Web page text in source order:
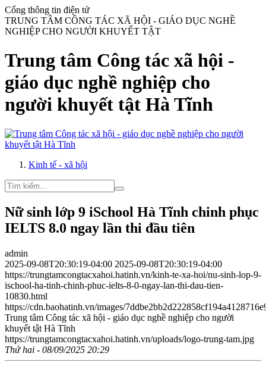
Cổng thông tin điện tử
TRUNG TÂM CÔNG TÁC XÃ HỘI - GIÁO DỤC NGHỀ
NGHIỆP CHO NGƯỜI KHUYẾT TẬT
Trung tâm Công tác xã hội -
giáo dục nghề nghiệp cho
người khuyết tật Hà Tĩnh
Kinh tế - xã hội
Nữ sinh lớp 9 iSchool Hà Tĩnh chinh phục
IELTS 8.0 ngay lần thi đầu tiên
admin
2025-09-08T20:30:19-04:00 2025-09-08T20:30:19-04:00
https://trungtamcongtacxahoi.hatinh.vn/kinh-te-xa-hoi/nu-sinh-lop-9-
ischool-ha-tinh-chinh-phuc-ielts-8-0-ngay-lan-thi-dau-tien-
10830.html
https://cdn.baohatinh.vn/images/
Trung tâm Công tác xã hội - giáo dục nghề nghiệp cho người
khuyết tật Hà Tĩnh
https://trungtamcongtacxahoi.hatinh.vn/uploads/logo-trung-tam.jpg
Thứ hai - 08/09/2025 20:29